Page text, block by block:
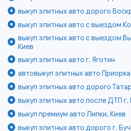
выкуп элитных авто дорого
выкуп элитных авто с выездом
выкуп элитных авто с выездом
Киев
выкуп элитных авто г. Яготин
автовыкуп элитных авто
выкуп элитных авто дорого
выкуп элитных авто после ДТП
выкуп премиум авто Липки, Киев
выкуп элитных авто дорого г.